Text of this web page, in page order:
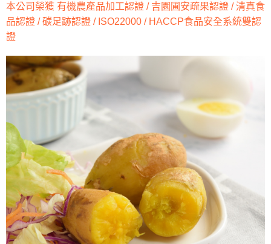
【「AFTEE先享後付」結帳流程】
１．於結帳方式選擇「AFTEE先享後付」後，將跳轉至「AFTEE先享後付」
結帳頁面，進行簡訊認證並確認金額後，即可完成結帳。
２．訂單成立數日內，您將收到繳費通知簡訊。
ATM／網路銀行／等多元方式進行付款，方視為交易完成。
※ 請注意：結帳手續完成當下不需立刻繳費，但若您需要取消訂單，請聯絡
購買商品的店家。未經商家同意取消之訂單仍視為有效，需透過AFTEE先享
後付繳納相關費用。
※ 交易是否成功請以「AFTEE先享後付 」之結帳頁面顯示為準，若有關於
是否繳費成功／繳費後需取消欲退款等相關疑問，請聯繫「AFTEE先享後付
客戶支援中心」
https://netprotections.freshdesk.com/support/home
【注意事項】
１．透過由恩沛科技股份有限公司提供之「AFTEE先享後付」服務完成之交
易，需依本服務之必要範圍內提供個人資料，並將交易相關給付款項請求債
權轉讓予恩沛科技股份有限公司。
２．關於個人資料處理事宜，請瀏覽以下網址：
https://aftee.tw/terms/#terms3
３．未成年的使用者請事先徵得法定代理人或監護人之同意方可使用
「AFTEE先享後付」，若未經同意申辦者引起之損失，本公司不負相關責
任。
宅配到府(冷凍)
每筆NT$250，滿NT$2,000(含以上)免運費
每筆NT$250，滿NT$2,000(含以上)免運費
本公司榮獲 有機農產品加工認證 / 吉園圃安疏果認證 / 清真食
品認證 / 碳足跡認證 / ISO22000 / HACCP食品安全系統雙認
證